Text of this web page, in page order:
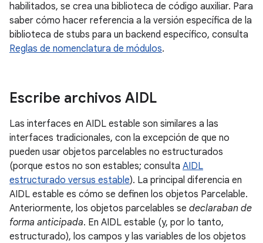
habilitados, se crea una biblioteca de código auxiliar. Para
saber cómo hacer referencia a la versión específica de la
biblioteca de stubs para un backend específico, consulta
Reglas de nomenclatura de módulos.
Escribe archivos AIDL
Las interfaces en AIDL estable son similares a las
interfaces tradicionales, con la excepción de que no
pueden usar objetos parcelables no estructurados
(porque estos no son estables; consulta AIDL
estructurado versus estable). La principal diferencia en
AIDL estable es cómo se definen los objetos Parcelable.
Anteriormente, los objetos parcelables se declaraban de
forma anticipada. En AIDL estable (y, por lo tanto,
estructurado), los campos y las variables de los objetos